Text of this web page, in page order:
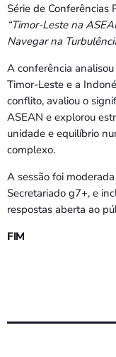
Série de Conferências
“Timor-Leste na
Navegar na
A conferência
Timor-Leste e a
conflito, avaliou o
ASEAN e explorou
unidade e equilíbrio
complexo.
A sessão foi
Secretariado g7+, e
respostas aberta ao
FIM